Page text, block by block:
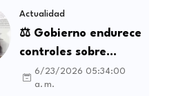
VIS
Actualidad
⚖️ Gobierno endurece
controles sobre
contratos sindicales
y busca frenar la
6/23/2026 05:34:00
a. m.